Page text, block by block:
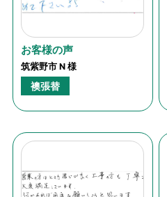
お客様の声
筑紫野市 N 様
襖張替